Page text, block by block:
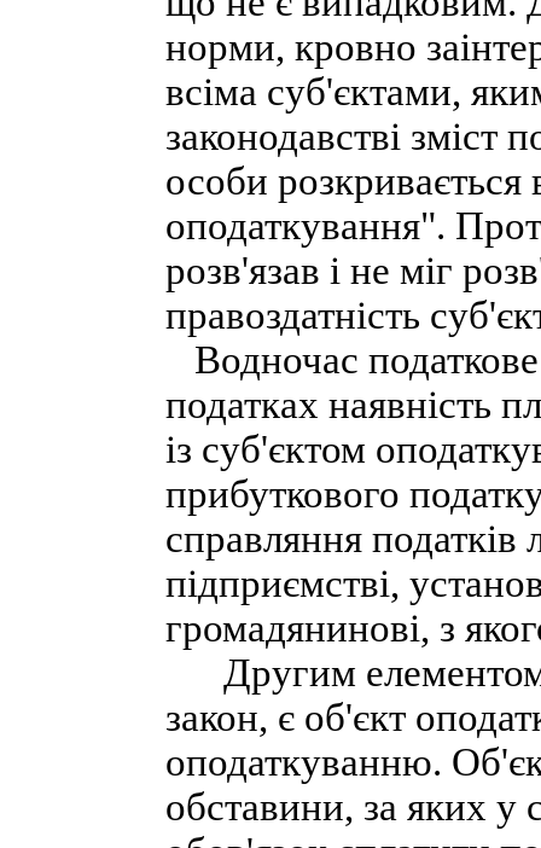
норми, кровно
всіма суб'єктами,
законодавстві зміст
особи
оподаткування".
розв'язав і не міг
правоздатність
Водночас
податках наявність
із суб'єктом
прибуткового
справляння податків
підприємстві,
громадянинові, з
Другим елементом,
закон, є об'єкт
оподаткуванню.
обставини, за яких у